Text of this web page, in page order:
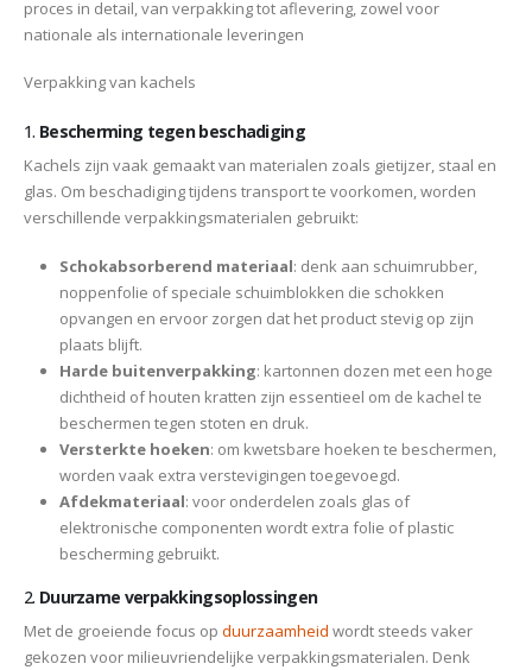
proces in detail, van verpakking tot aflevering, zowel voor
nationale als internationale leveringen
Verpakking van kachels
1. Bescherming tegen beschadiging
Kachels zijn vaak gemaakt van materialen zoals gietijzer, staal en
glas. Om beschadiging tijdens transport te voorkomen, worden
verschillende verpakkingsmaterialen gebruikt:
Schokabsorberend materiaal: denk aan schuimrubber,
noppenfolie of speciale schuimblokken die schokken
opvangen en ervoor zorgen dat het product stevig op zijn
plaats blijft.
Harde buitenverpakking: kartonnen dozen met een hoge
dichtheid of houten kratten zijn essentieel om de kachel te
beschermen tegen stoten en druk.
Versterkte hoeken: om kwetsbare hoeken te beschermen,
worden vaak extra verstevigingen toegevoegd.
Afdekmateriaal: voor onderdelen zoals glas of
elektronische componenten wordt extra folie of plastic
bescherming gebruikt.
2. Duurzame verpakkingsoplossingen
Met de groeiende focus op duurzaamheid wordt steeds vaker
gekozen voor milieuvriendelijke verpakkingsmaterialen. Denk